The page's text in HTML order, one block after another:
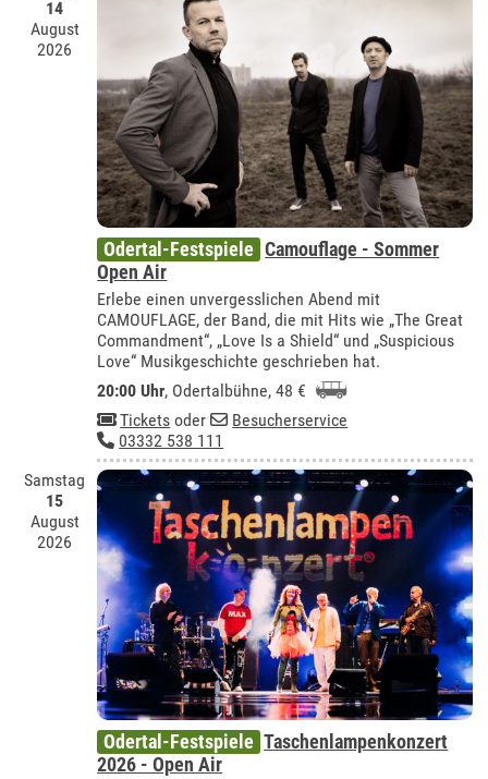
14
August
2026
Odertal-Festspiele Camouflage - Sommer
Open Air
Erlebe einen unvergesslichen Abend mit
CAMOUFLAGE, der Band, die mit Hits wie „The Great
Commandment“, „Love Is a Shield“ und „Suspicious
Love“ Musikgeschichte geschrieben hat.
20:00 Uhr, Odertalbühne, 48 €
Tickets oder
Besucherservice
03332 538 111
Samstag
15
August
2026
Odertal-Festspiele Taschenlampenkonzert
2026 - Open Air